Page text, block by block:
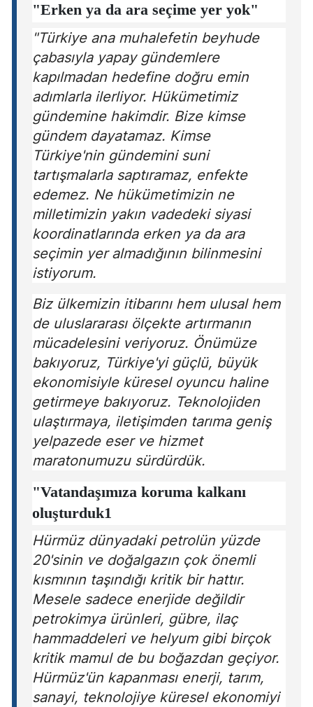
"Erken ya da ara seçime yer yok"
"Türkiye ana muhalefetin beyhude
çabasıyla yapay gündemlere
kapılmadan hedefine doğru emin
adımlarla ilerliyor. Hükümetimiz
gündemine hakimdir. Bize kimse
gündem dayatamaz. Kimse
Türkiye'nin gündemini suni
tartışmalarla saptıramaz, enfekte
edemez. Ne hükümetimizin ne
milletimizin yakın vadedeki siyasi
koordinatlarında erken ya da ara
seçimin yer almadığının bilinmesini
istiyorum.
Biz ülkemizin itibarını hem ulusal hem
de uluslararası ölçekte artırmanın
mücadelesini veriyoruz. Önümüze
bakıyoruz, Türkiye'yi güçlü, büyük
ekonomisiyle küresel oyuncu haline
getirmeye bakıyoruz. Teknolojiden
ulaştırmaya, iletişimden tarıma geniş
yelpazede eser ve hizmet
maratonumuzu sürdürdük.
"Vatandaşımıza koruma kalkanı
oluşturduk1
Hürmüz dünyadaki petrolün yüzde
20'sinin ve doğalgazın çok önemli
kısmının taşındığı kritik bir hattır.
Mesele sadece enerjide değildir
petrokimya ürünleri, gübre, ilaç
hammaddeleri ve helyum gibi birçok
kritik mamul de bu boğazdan geçiyor.
Hürmüz'ün kapanması enerji, tarım,
sanayi, teknolojiye küresel ekonomiyi